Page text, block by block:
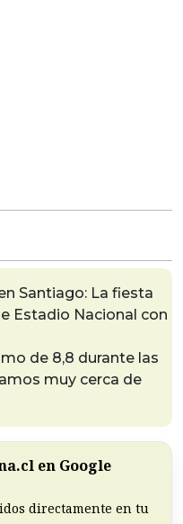
Santiago: La fiesta
Estadio Nacional con
de 8,8 durante las
muy cerca de
en Google
directamente en tu